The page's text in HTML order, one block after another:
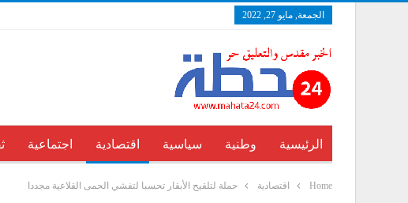
الجمعة, مايو 27, 2022
الرئيسية وطنية سياسية اقتصادية اجتماعية
Home اقتصادية حملة لتلقيح الأبقار تحسبا لتفشي الحمى القلاعية مجددا